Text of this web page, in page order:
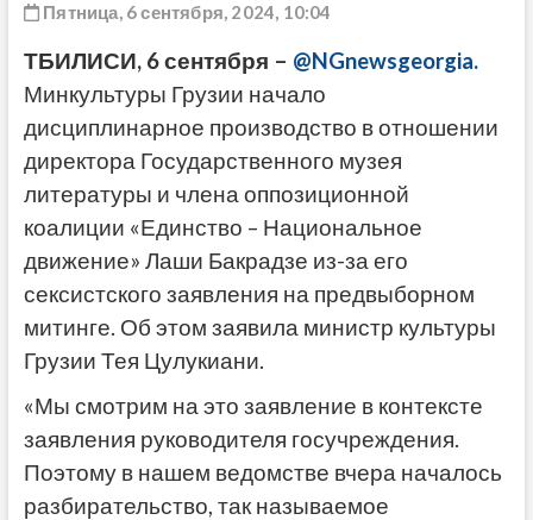
Пятница, 6 сентября, 2024, 10:04
ТБИЛИСИ, 6 сентября – @NGnewsgeorgia.
Минкультуры Грузии начало
дисциплинарное производство в отношении
директора Государственного музея
литературы и члена оппозиционной
коалиции «Единство – Национальное
движение» Лаши Бакрадзе из-за его
сексистского заявления на предвыборном
митинге. Об этом заявила министр культуры
Грузии Тея Цулукиани.
«Мы смотрим на это заявление в контексте
заявления руководителя госучреждения.
Поэтому в нашем ведомстве вчера началось
разбирательство, так называемое